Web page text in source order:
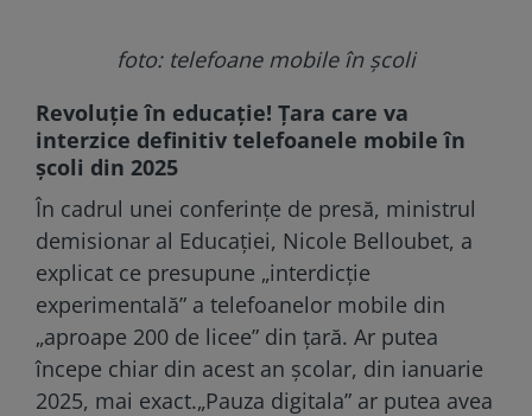
foto: telefoane mobile în școli
Revoluție în educație! Țara care va
interzice definitiv telefoanele mobile în
școli din 2025
În cadrul unei conferințe de presă, ministrul
demisionar al Educației, Nicole Belloubet, a
explicat ce presupune „interdicție
experimentală” a telefoanelor mobile din
„aproape 200 de licee” din țară. Ar putea
începe chiar din acest an școlar, din ianuarie
2025, mai exact.„Pauza digitala” ar putea avea